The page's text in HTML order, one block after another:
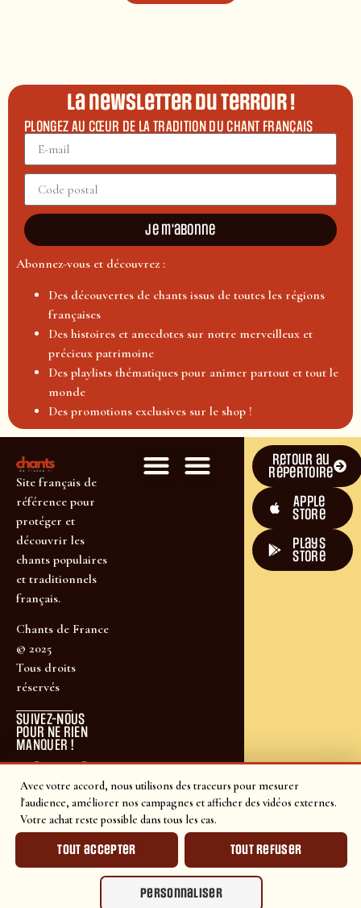
Avec votre accord, nous utilisons des traceurs pour mesurer
l'audience, améliorer nos campagnes et afficher des vidéos externes.
Votre achat reste possible dans tous les cas.
Tout accepter Tout refuser
Personnaliser
La newsletter du terroir !
PLONGEZ AU CŒUR DE LA TRADITION DU CHANT FRANÇAIS
Je m'abonne
Abonnez-vous et découvrez :
Des découvertes de chants issus de toutes les régions
françaises
Des histoires et anecdotes sur notre merveilleux et
précieux patrimoine
Des playlists thématiques pour animer partout et tout le
monde
Des promotions exclusives sur le shop !
Site français de
référence pour
protéger et
découvrir les
chants populaires
et traditionnels
français.
Chants de France
© 2025
Tous droits
réservés
SUIVEZ-NOUS
POUR NE RIEN
MANQUER !
Retour au
répertoire
Apple
Store
plays
store